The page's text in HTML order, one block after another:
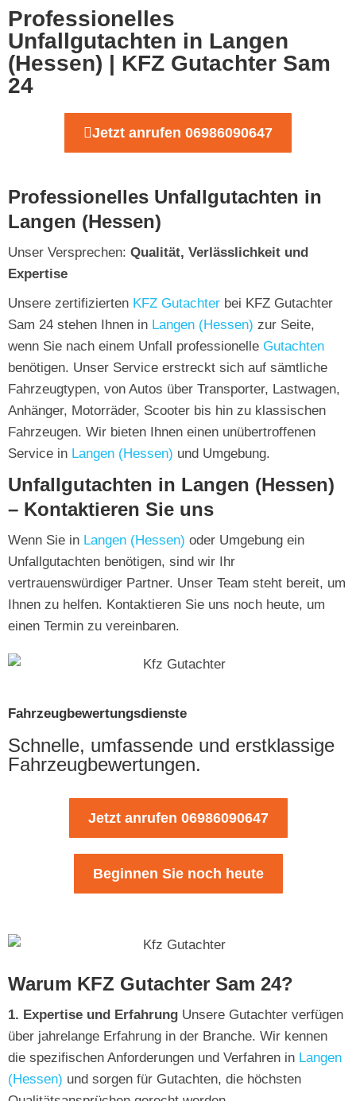
Professionelles
Unfallgutachten in Langen
(Hessen) | KFZ Gutachter Sam
24
Jetzt anrufen 06986090647
Professionelles Unfallgutachten in
Langen (Hessen)
Unser Versprechen: Qualität, Verlässlichkeit und
Expertise
Unsere zertifizierten KFZ Gutachter bei KFZ Gutachter
Sam 24 stehen Ihnen in Langen (Hessen) zur Seite,
wenn Sie nach einem Unfall professionelle Gutachten
benötigen. Unser Service erstreckt sich auf sämtliche
Fahrzeugtypen, von Autos über Transporter, Lastwagen,
Anhänger, Motorräder, Scooter bis hin zu klassischen
Fahrzeugen. Wir bieten Ihnen einen unübertroffenen
Service in Langen (Hessen) und Umgebung.
Unfallgutachten in Langen (Hessen)
– Kontaktieren Sie uns
Wenn Sie in Langen (Hessen) oder Umgebung ein
Unfallgutachten benötigen, sind wir Ihr
vertrauenswürdiger Partner. Unser Team steht bereit, um
Ihnen zu helfen. Kontaktieren Sie uns noch heute, um
einen Termin zu vereinbaren.
Fahrzeugbewertungsdienste
Schnelle, umfassende und erstklassige
Fahrzeugbewertungen.
Jetzt anrufen 06986090647
Beginnen Sie noch heute
Warum KFZ Gutachter Sam 24?
1. Expertise und Erfahrung Unsere Gutachter verfügen
über jahrelange Erfahrung in der Branche. Wir kennen
die spezifischen Anforderungen und Verfahren in Langen
(Hessen) und sorgen für Gutachten, die höchsten